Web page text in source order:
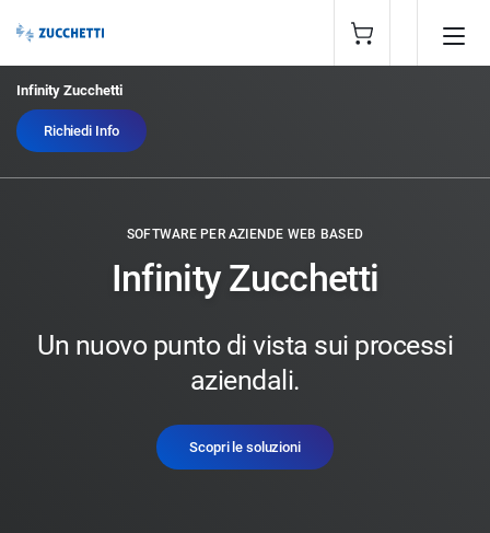
Infinity Zucchetti
Richiedi Info
SOFTWARE PER AZIENDE WEB BASED
Infinity Zucchetti
Un nuovo punto di vista sui processi
aziendali.
Scopri le soluzioni